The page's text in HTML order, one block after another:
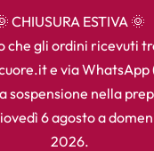
CHIUSURA ESTIVA 🌞
che gli ordini ricevuti
e via WhatsApp
sospensione nella
6 agosto a
2026.